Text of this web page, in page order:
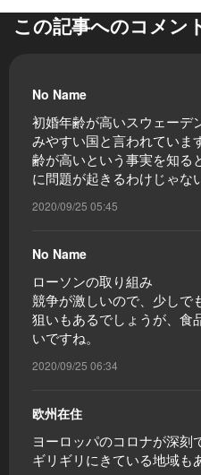
この記事へのコメン
No Name
初婚年齢が高いスウェーデ
みやすい国と言われていま
齢が高いという事実を知る
に問題が起きるわけじゃな
2020/09/25 05:45
No Name
ローソンの取り組み
競争が激しいので、少しで
狙いもあるでしょうが、食
いですね。
2020/09/25 06:34
欧州在住
ヨーロッパのコロナが深刻
ギリギリにきている地域も